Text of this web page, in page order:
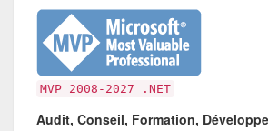
MVP 2008-2027 .NET
Audit, Conseil, Formation,